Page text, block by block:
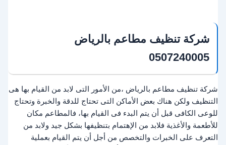
شركة تنظيف مطاعم بالرياض
0507240005
شركة تنظيف مطاعم بالرياض ،من الأمور التى لابد من القيام بها هى
التنظيف ولكن هناك بعض الأماكن التى تحتاج للدقة والخبرة وتحتاج
للوعى الكافى قبل أن يتم البدء فى القيام بها، فالمطاعم مكان
للأطعمة والأغذية فلابد من الإهتمام بتنظيفها بشكل جيد ولابد من
التعرف على الخبرات والتخصص من أجل أن يتم القيام بعملية